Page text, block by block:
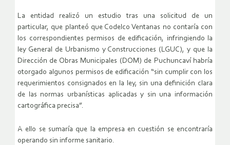
La entidad realizó un estudio tras una solicitud de un
particular, que planteó que Codelco Ventanas no contaría con
los correspondientes permisos de edificación, infringiendo la
ley General de Urbanismo y Construcciones (LGUC), y que la
Dirección de Obras Municipales (DOM) de Puchuncaví habría
otorgado algunos permisos de edificación “sin cumplir con los
requerimientos consignados en la ley, sin una definición clara
de las normas urbanísticas aplicadas y sin una información
cartográfica precisa”.
A ello se sumaría que la empresa en cuestión se encontraría
operando sin informe sanitario.